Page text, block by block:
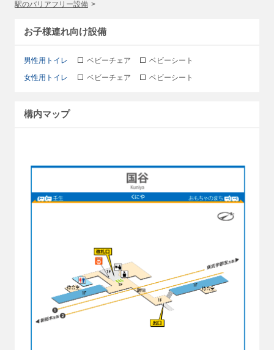
駅のバリアフリー設備
お子様連れ向け設備
男性用トイレ ベビーチェア
ベビーシート
女性用トイレ
ベビーチェア ベビーシート
構内マップ